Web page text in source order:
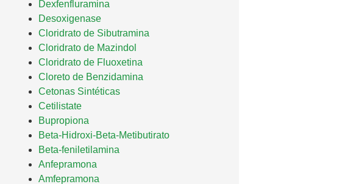
Dexfenfluramina
Desoxigenase
Cloridrato de Sibutramina
Cloridrato de Mazindol
Cloridrato de Fluoxetina
Cloreto de Benzidamina
Cetonas Sintéticas
Cetilistate
Bupropiona
Beta-Hidroxi-Beta-Metibutirato
Beta-feniletilamina
Anfepramona
Amfepramona